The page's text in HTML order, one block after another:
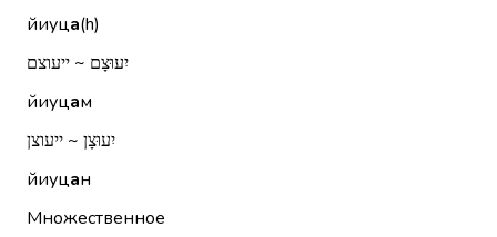
йиуца(h)
יִעוּצָם ~ ייעוצם
йиуцам
יִעוּצָן ~ ייעוצן
йиуцан
Множественное